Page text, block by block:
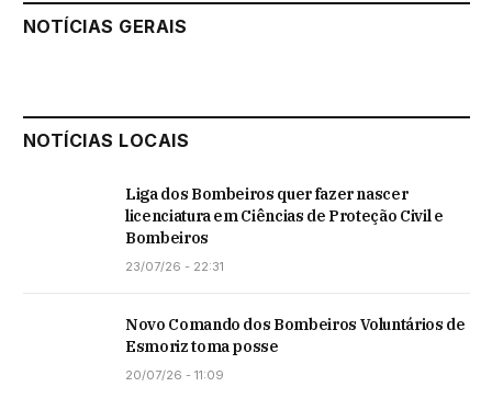
NOTÍCIAS GERAIS
NOTÍCIAS LOCAIS
Liga dos Bombeiros quer fazer nascer
licenciatura em Ciências de Proteção Civil e
Bombeiros
23/07/26 - 22:31
Novo Comando dos Bombeiros Voluntários de
Esmoriz toma posse
20/07/26 - 11:09